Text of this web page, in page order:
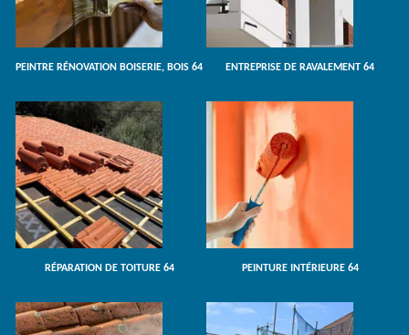
PEINTRE RÉNOVATION BOISERIE, BOIS 64 ENTREPRISE DE RAVALEMENT 64
RÉPARATION DE TOITURE 64 PEINTURE INTÉRIEURE 64